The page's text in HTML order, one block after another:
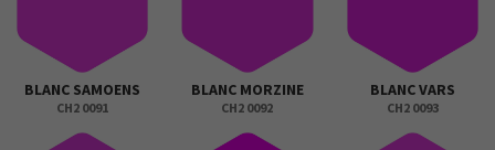
BLANC SAMOENS
CH2 0091
BLANC MORZINE
CH2 0092
BLANC VARS
CH2 0093